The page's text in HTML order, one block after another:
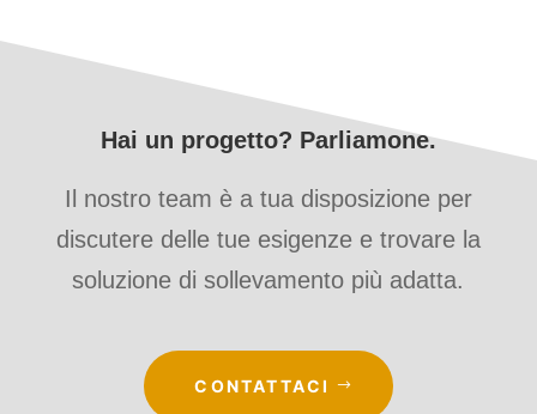
Hai un progetto? Parliamone.
Il nostro team è a tua disposizione per
discutere delle tue esigenze e trovare la
soluzione di sollevamento più adatta.
CONTATTACI